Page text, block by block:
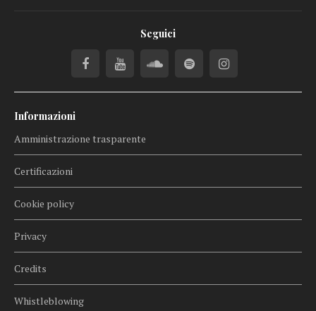
Seguici
Informazioni
Amministrazione trasparente
Certificazioni
Cookie policy
Privacy
Credits
Whistleblowing